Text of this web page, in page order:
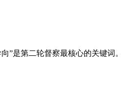
”是第二轮督察最核心的关键词。